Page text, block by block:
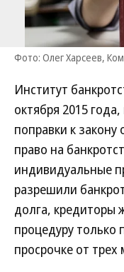
Фото: Олег Харсеев,
Институт
октября 2015
поправки к закону
право на
индивидуальные
разрешили
долга, кредиторы
процедуру только
просрочке от трех